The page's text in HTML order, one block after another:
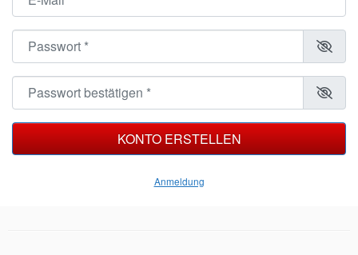
Passwort
Passwort bestätigen
KONTO ERSTELLEN
Anmeldung